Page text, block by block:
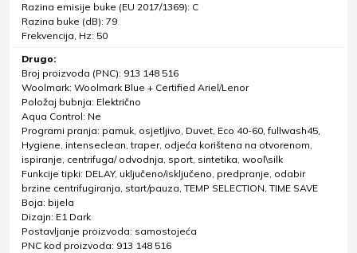
Razina emisije buke (EU 2017/1369): C
Razina buke (dB): 79
Frekvencija, Hz: 50
Drugo:
Broj proizvoda (PNC): 913 148 516
Woolmark: Woolmark Blue + Certified Ariel/Lenor
Položaj bubnja: Električno
Aqua Control: Ne
Programi pranja: pamuk, osjetljivo, Duvet, Eco 40-60, fullwash45,
Hygiene, intenseclean, traper, odjeća korištena na otvorenom,
ispiranje, centrifuga/ odvodnja, sport, sintetika, wool\silk
Funkcije tipki: DELAY, uključeno/isključeno, predpranje, odabir
brzine centrifugiranja, start/pauza, TEMP SELECTION, TIME SAVE
Boja: bijela
Dizajn: E1 Dark
Postavljanje proizvoda: samostojeća
PNC kod proizvoda: 913 148 516